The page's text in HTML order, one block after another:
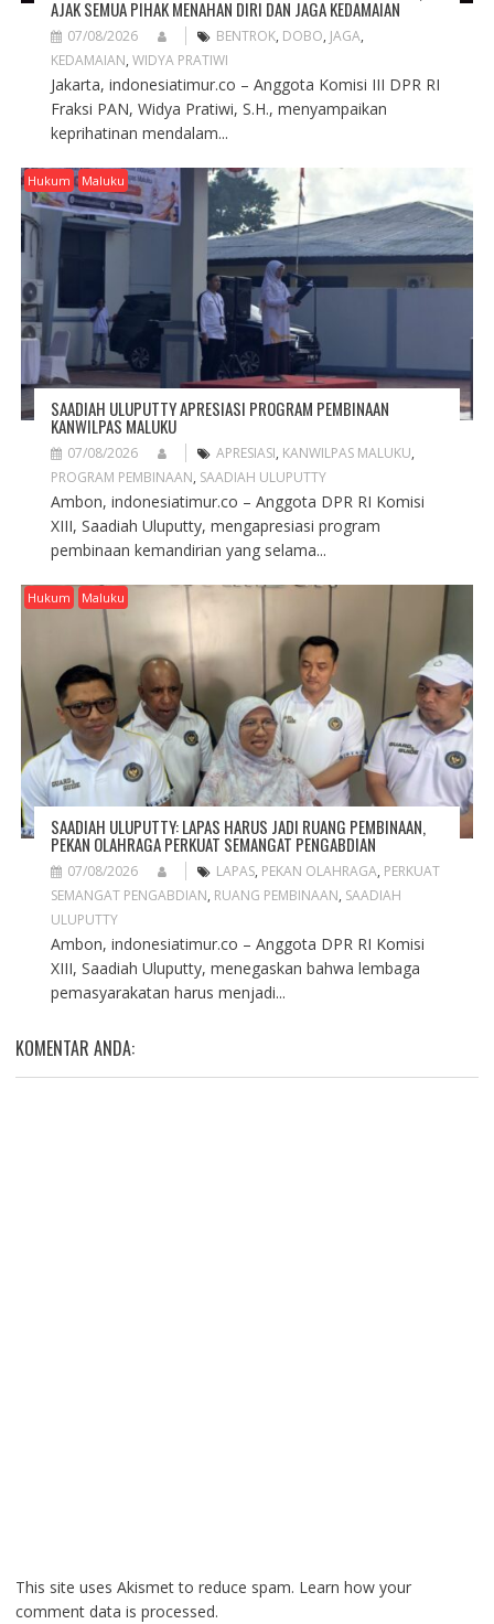
AJAK SEMUA PIHAK MENAHAN DIRI DAN JAGA KEDAMAIAN
07/08/2026 BENTROK, DOBO, JAGA,
KEDAMAIAN, WIDYA PRATIWI
Jakarta, indonesiatimur.co – Anggota Komisi III DPR RI
Fraksi PAN, Widya Pratiwi, S.H., menyampaikan
keprihatinan mendalam...
Hukum Maluku
SAADIAH ULUPUTTY APRESIASI PROGRAM PEMBINAAN
KANWILPAS MALUKU
07/08/2026 APRESIASI, KANWILPAS MALUKU,
PROGRAM PEMBINAAN, SAADIAH ULUPUTTY
Ambon, indonesiatimur.co – Anggota DPR RI Komisi
XIII, Saadiah Uluputty, mengapresiasi program
pembinaan kemandirian yang selama...
Hukum Maluku
SAADIAH ULUPUTTY: LAPAS HARUS JADI RUANG PEMBINAAN,
PEKAN OLAHRAGA PERKUAT SEMANGAT PENGABDIAN
07/08/2026 LAPAS, PEKAN OLAHRAGA, PERKUAT
SEMANGAT PENGABDIAN, RUANG PEMBINAAN, SAADIAH
ULUPUTTY
Ambon, indonesiatimur.co – Anggota DPR RI Komisi
XIII, Saadiah Uluputty, menegaskan bahwa lembaga
pemasyarakatan harus menjadi...
KOMENTAR ANDA:
This site uses Akismet to reduce spam. Learn how your
comment data is processed.